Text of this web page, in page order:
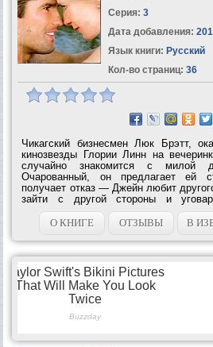
Серия: 3
Дата добавления:
Язык книги: Русский
Кол-во страниц: 36
Чикагский бизнесмен Люк Брэтт,
кинозвезды Глории Линн на
случайно знакомится с милой
Очарованный, он предлагает ей
получает отказ — Джейн любит
зайти с другой стороны и
возлюбленного Джейн. Но поможет
возбудить у нее ответные...
О КНИГЕ ОТЗЫВЫ В